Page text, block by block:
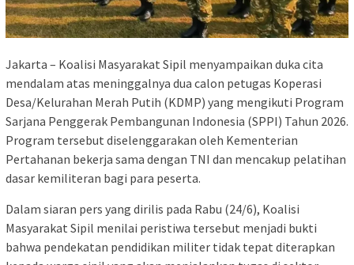
Jakarta – Koalisi Masyarakat Sipil menyampaikan duka cita
mendalam atas meninggalnya dua calon petugas Koperasi
Desa/Kelurahan Merah Putih (KDMP) yang mengikuti Program
Sarjana Penggerak Pembangunan Indonesia (SPPI) Tahun 2026.
Program tersebut diselenggarakan oleh Kementerian
Pertahanan bekerja sama dengan TNI dan mencakup pelatihan
dasar kemiliteran bagi para peserta.
Dalam siaran pers yang dirilis pada Rabu (24/6), Koalisi
Masyarakat Sipil menilai peristiwa tersebut menjadi bukti
bahwa pendekatan pendidikan militer tidak tepat diterapkan